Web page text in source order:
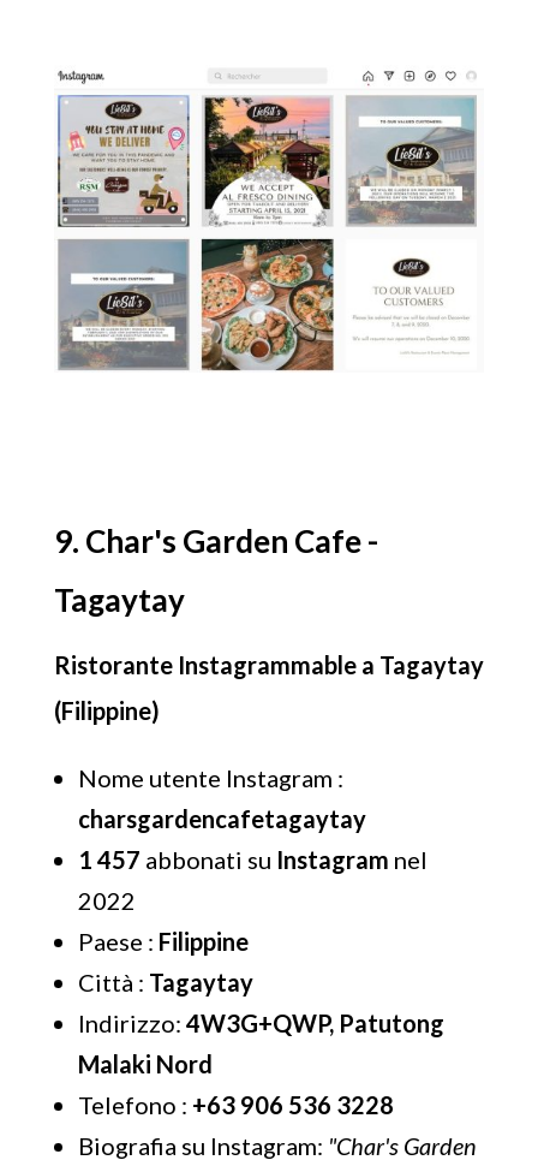
9. Char's Garden Cafe -
Tagaytay
Ristorante Instagrammable a Tagaytay
(Filippine)
Nome utente Instagram :
charsgardencafetagaytay
1 457 abbonati su Instagram nel
2022
Paese : Filippine
Città : Tagaytay
Indirizzo: 4W3G+QWP, Patutong
Malaki Nord
Telefono : +63 906 536 3228
Biografia su Instagram: "Char's Garden